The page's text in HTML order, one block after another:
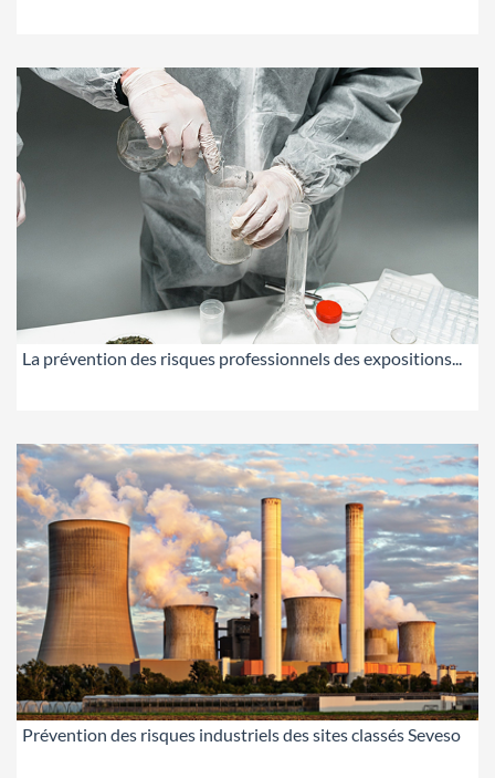
La prévention des risques professionnels des expositions...
Prévention des risques industriels des sites classés Seveso